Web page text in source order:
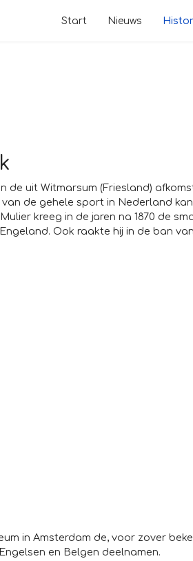
Start Nieuws
uit Witmarsum (Friesland)
van de gehele sport in Nederland kan
kreeg in de jaren na 1870 de
Ook raakte hij in de ban
in Amsterdam de, voor zover
en Belgen deelnamen.